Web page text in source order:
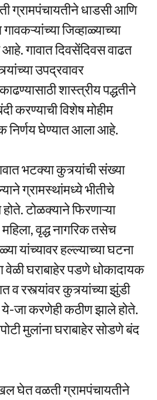
ग्रामपंचायतीने धाडसी आणि
जिव्हाळ्याच्या
गावात दिवसेंदिवस वाढत
उपद्रवावर
शास्त्रीय पद्धतीने
करण्याची विशेष मोहीम
निर्णय घेण्यात आला आहे.
भटक्या कुत्र्यांची संख्या
ग्रामस्थांमध्ये भीतीचे
होते. टोळक्याने फिरणाऱ्या
वृद्ध नागरिक तसेच
यांच्यावर हल्ल्याच्या घटना
वेळी घराबाहेर पडणे धोकादायक
व रस्त्यांवर कुत्र्यांच्या झुंडी
जा करणेही कठीण झाले होते.
मुलांना घराबाहेर सोडणे बंद
घेत वळती ग्रामपंचायतीने